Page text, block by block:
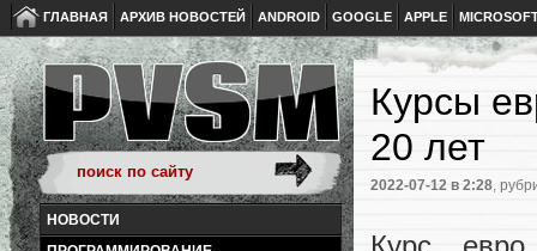
ГЛАВНАЯ АРХИВ НОВОСТЕЙ ANDROID GOOGLE APPLE
НОВОСТИ
Курсы
20 лет
2022-07-12 в 2:28,